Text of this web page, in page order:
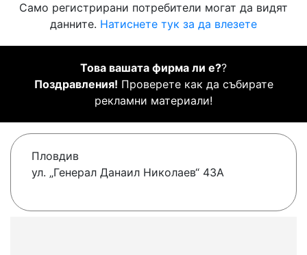
Само регистрирани потребители могат да видят
данните. Натиснете тук за да влезете
Това вашата фирма ли е??
Поздравления! Проверете как да събирате
рекламни материали!
Пловдив
ул. „Генерал Данаил Николаев“ 43А